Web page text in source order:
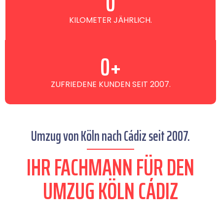
KILOMETER JÄHRLICH.
ZUFRIEDENE KUNDEN SEIT 2007.
0+
Umzug von Köln nach Cádiz seit 2007.
IHR FACHMANN FÜR DEN
UMZUG KÖLN CÁDIZ